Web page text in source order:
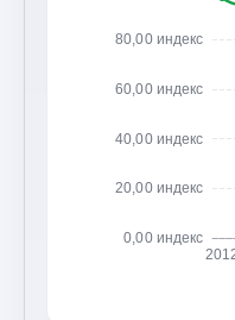
0,00 индекс
20,00 индекс
40,00 индекс
60,00 индекс
80,00 индекс